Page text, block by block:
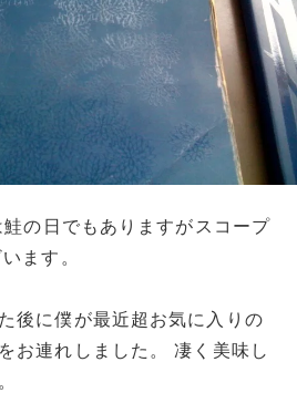
の日でもありますがスコープ
ます。
後に僕が最近超お気に入りの
お連れしました。 凄く美味し